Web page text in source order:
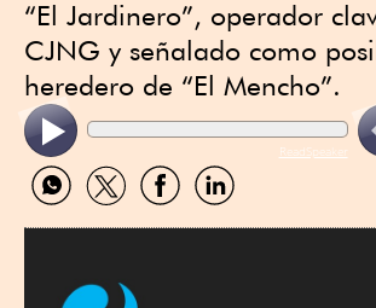
“El Jardinero”, operador
CJNG y señalado como
heredero de “El Mencho”.
ReadSpeaker
Compartir
por
Compartir
por
Compartir
por
Compartir
por